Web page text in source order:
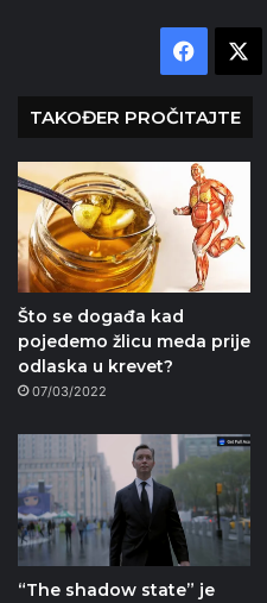
TAKOĐER PROČITAJTE
Što se događa kad
pojedemo žlicu meda prije
odlaska u krevet?
07/03/2022
“The shadow state” je